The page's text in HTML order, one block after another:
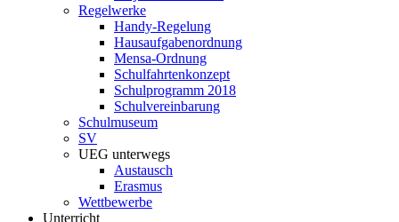
Regelwerke
Handy-Regelung
Hausaufgabenordnung
Mensa-Ordnung
Schulfahrtenkonzept
Schulprogramm 2018
Schulvereinbarung
Schulmuseum
SV
UEG unterwegs
Austausch
Erasmus
Wettbewerbe
Unterricht